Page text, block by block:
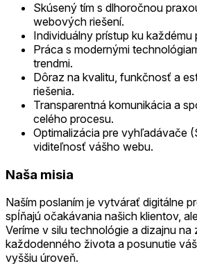
Skúsený tím s dlhoročnou
webových riešení.
Individuálny prístup ku každému
Práca s modernými
trendmi.
Dôraz na kvalitu, funkčnosť a
riešenia.
Transparentná komunikácia a
celého procesu.
Optimalizácia pre vyhľadávače
viditeľnosť vášho webu.
Naša misia
Naším poslaním je vytvárať digitálne
spĺňajú očakávania našich klientov,
Veríme v silu technológie a dizajnu na
každodenného života a posunutie
vyššiu úroveň.